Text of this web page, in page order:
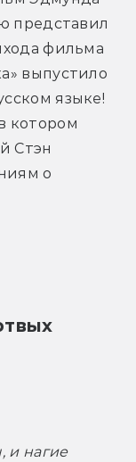
представил
фильма
выпустило
языке!
котором
Стэн
о
и нагие